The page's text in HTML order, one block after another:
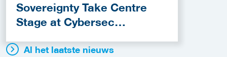
Sovereignty Take Centre
Stage at Cybersec
Al het laatste nieuws